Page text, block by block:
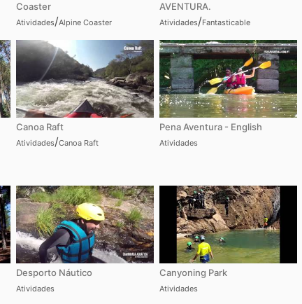
Coaster
Atividades/Alpine Coaster
AVENTURA.
Atividades/Fantasticable
Canoa Raft
Atividades/Canoa Raft
Pena Aventura - English
Atividades
Desporto Náutico
Atividades
Canyoning Park
Atividades